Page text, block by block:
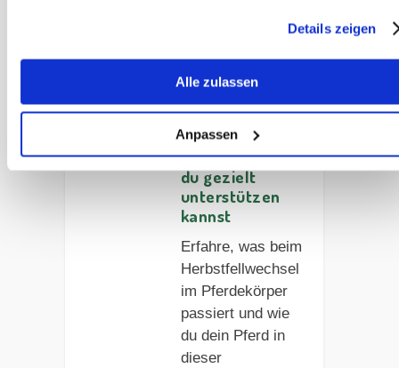
Details zeigen
Alle zulassen
Anpassen
Podcast #48 –
Herbstfellwechs
el beim Pferd:
Was im Körper
passiert und wie
du gezielt
unterstützen
kannst
Erfahre, was beim
Herbstfellwechsel
im Pferdekörper
passiert und wie
du dein Pferd in
dieser